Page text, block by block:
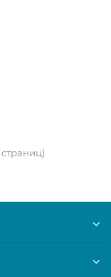
страниц)